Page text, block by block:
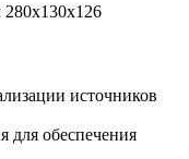
источников
обеспечения